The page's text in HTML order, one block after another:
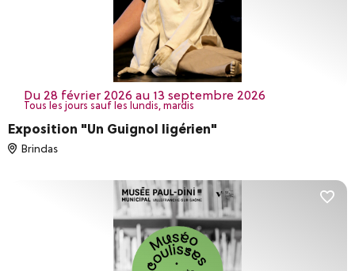
Distractions & loisirs
Sons et Lumières
Terroir & oenotourisme
Tous les jours sauf les lundis, mardis
du 28 février 2026 au 13 septembre 2026
Exposition "Un Guignol ligérien"
Brindas